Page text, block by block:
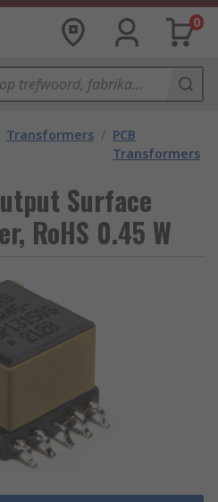
0
Transformers / PCB
Transformers
Surface
RoHS 0.45 W